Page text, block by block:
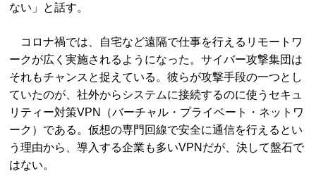
ない」と話す。
コロナ禍では、自宅など遠隔で仕事を行えるリモートワ
ークが広く実施されるようになった。サイバー攻撃集団は
それもチャンスと捉えている。彼らが攻撃手段の一つとし
ていたのが、社外からシステムに接続するのに使うセキュ
リティー対策VPN（バーチャル・プライベート・ネットワ
ーク）である。仮想の専門回線で安全に通信を行えるとい
う理由から、導入する企業も多いVPNだが、決して盤石で
はない。